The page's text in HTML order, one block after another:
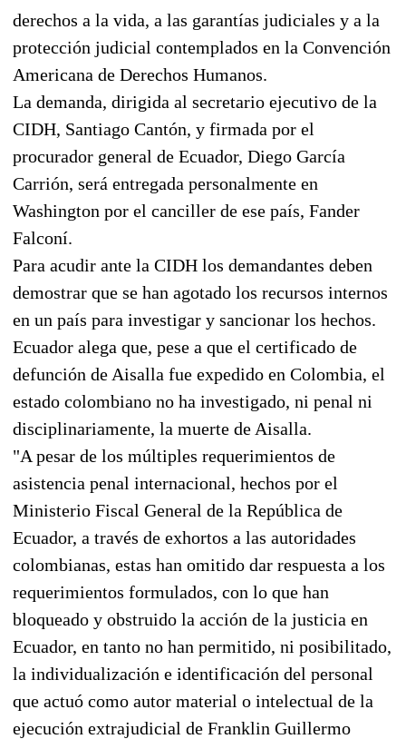
derechos a la vida, a las garantías judiciales y a la
protección judicial contemplados en la Convención
Americana de Derechos Humanos.
La demanda, dirigida al secretario ejecutivo de la
CIDH, Santiago Cantón, y firmada por el
procurador general de Ecuador, Diego García
Carrión, será entregada personalmente en
Washington por el canciller de ese país, Fander
Falconí.
Para acudir ante la CIDH los demandantes deben
demostrar que se han agotado los recursos internos
en un país para investigar y sancionar los hechos.
Ecuador alega que, pese a que el certificado de
defunción de Aisalla fue expedido en Colombia, el
estado colombiano no ha investigado, ni penal ni
disciplinariamente, la muerte de Aisalla.
"A pesar de los múltiples requerimientos de
asistencia penal internacional, hechos por el
Ministerio Fiscal General de la República de
Ecuador, a través de exhortos a las autoridades
colombianas, estas han omitido dar respuesta a los
requerimientos formulados, con lo que han
bloqueado y obstruido la acción de la justicia en
Ecuador, en tanto no han permitido, ni posibilitado,
la individualización e identificación del personal
que actuó como autor material o intelectual de la
ejecución extrajudicial de Franklin Guillermo